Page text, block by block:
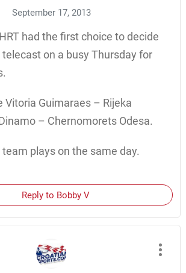
September 17, 2013
had the first choice to decide
on a busy Thursday for
Vitoria Guimaraes – Rijeka
– Chernomorets Odesa.
plays on the same day.
Reply to Bobby V